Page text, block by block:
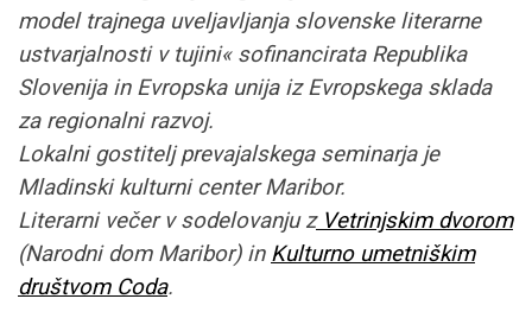
model trajnega uveljavljanja slovenske literarne
ustvarjalnosti v tujini« sofinancirata Republika
Slovenija in Evropska unija iz Evropskega sklada
za regionalni razvoj.
Lokalni gostitelj prevajalskega seminarja je
Mladinski kulturni center Maribor.
Literarni večer v sodelovanju zVetrinjskim dvorom
(Narodni dom Maribor) in Kulturno umetniškim
društvom Coda.